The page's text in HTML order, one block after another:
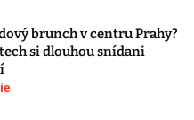
brunch v centru Prahy?
si dlouhou snídani